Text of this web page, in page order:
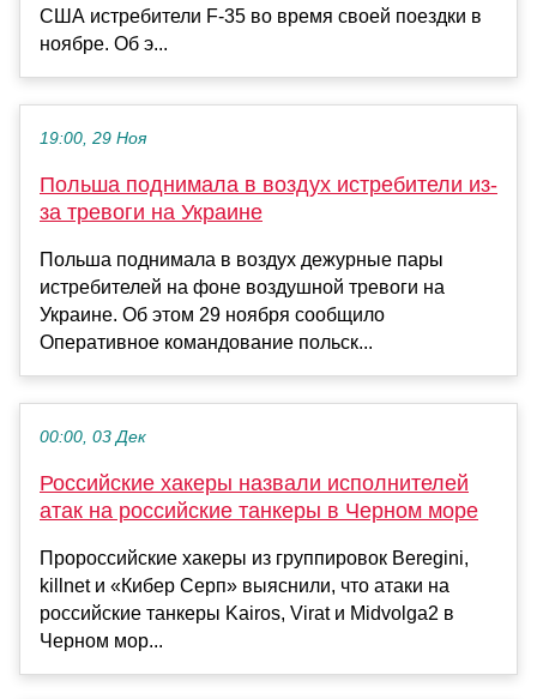
США истребители F-35 во время своей поездки в
ноябре. Об э...
19:00, 29 Ноя
Польша поднимала в воздух истребители из-
за тревоги на Украине
Польша поднимала в воздух дежурные пары
истребителей на фоне воздушной тревоги на
Украине. Об этом 29 ноября сообщило
Оперативное командование польск...
00:00, 03 Дек
Российские хакеры назвали исполнителей
атак на российские танкеры в Черном море
Пророссийские хакеры из группировок Beregini,
killnet и «Кибер Серп» выяснили, что атаки на
российские танкеры Kairos, Virat и Midvolga2 в
Черном мор...